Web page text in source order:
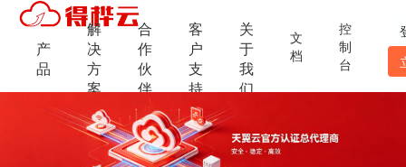
产
品
解
决
方
案
合
作
伙
伴
客
户
支
持
关
于
我
们
文
档
控
制
台